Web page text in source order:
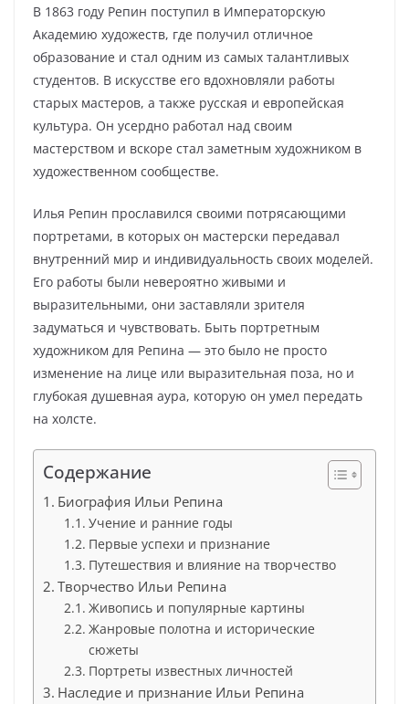
В 1863 году Репин поступил в Императорскую
Академию художеств, где получил отличное
образование и стал одним из самых талантливых
студентов. В искусстве его вдохновляли работы
старых мастеров, а также русская и европейская
культура. Он усердно работал над своим
мастерством и вскоре стал заметным художником в
художественном сообществе.
Илья Репин прославился своими потрясающими
портретами, в которых он мастерски передавал
внутренний мир и индивидуальность своих моделей.
Его работы были невероятно живыми и
выразительными, они заставляли зрителя
задуматься и чувствовать. Быть портретным
художником для Репина — это было не просто
изменение на лице или выразительная поза, но и
глубокая душевная аура, которую он умел передать
на холсте.
Содержание
Биография Ильи Репина
Учение и ранние годы
Первые успехи и признание
Путешествия и влияние на творчество
Творчество Ильи Репина
Живопись и популярные картины
Жанровые полотна и исторические
сюжеты
Портреты известных личностей
Наследие и признание Ильи Репина